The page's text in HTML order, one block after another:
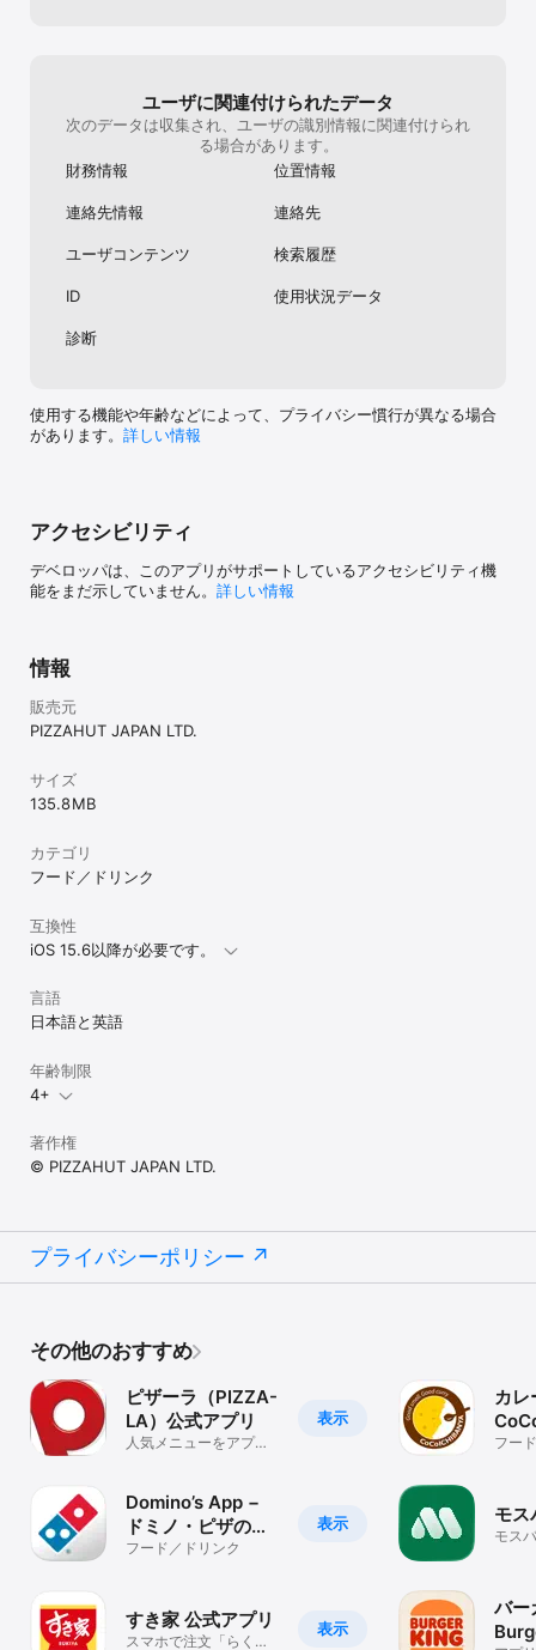
ユーザに関連付けられたデータ
次のデータは収集され、ユーザの識別情報に関連付けられ
る場合があります。
財務情報
位置情報
連絡先情報 連絡先
ユーザコンテンツ 検索履歴
ID 使用状況データ
診断
使用する機能や年齢などによって、プライバシー慣行が異なる場合
があります。 詳しい情報
アクセシビリティ
デベロッパは、このアプリがサポートしているアクセシビリティ機
能をまだ示していません。 詳しい情報
情報
販売元
PIZZAHUT JAPAN LTD.
サイズ
135.8 MB
カテゴリ
フード／ドリンク
互換性
iOS 15.6以降が必要です。
言語
日本語と英語
年齢制限
4+
著作権
© PIZZAHUT JAPAN LTD.
プライバシーポリシー
その他のおすすめ
表示
ピザーラ（PIZZA-
LA）公式アプリ
人気メニューをアプリ
表示
Domino’s App −
ドミノ・ピザのネ
ット注文
フード／ドリンク
表示
すき家 公式アプリ
スマホで注文「らくら
カレ
アプ
フー
モス
モス
バー